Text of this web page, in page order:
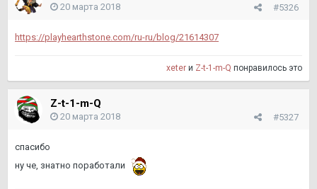
#5326
20 марта 2018
https://playhearthstone.com/ru-ru/blog/21614307
xeter и Z-t-1-m-Q понравилось это
Z-t-1-m-Q
#5327
20 марта 2018
спасибо
ну че, знатно поработали